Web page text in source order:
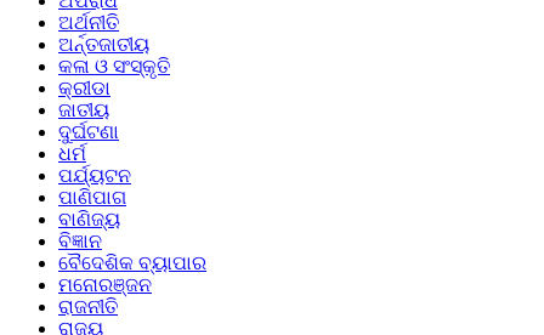
ଅର୍ଥନୀତି
ଅର୍ନ୍ତଜାତୀୟ
କଳା ଓ ସଂସ୍କୃତି
କ୍ରୀଡା
ଜାତୀୟ
ଦୁର୍ଘଟଣା
ଧର୍ମ
ପର୍ଯ୍ୟଟନ
ପାଣିପାଗ
ବାଣିଜ୍ୟ
ବିଜ୍ଞାନ
ବୈଦେଶିକ ବ୍ୟାପାର
ମନୋରଞ୍ଜନ
ରାଜନୀତି
ରାଜ୍ୟ